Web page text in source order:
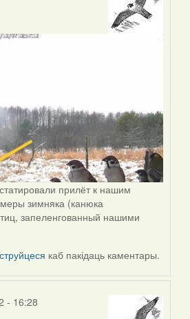
прилёт к нашим
зимняка (канюка
запеленгованный нашими
каб пакідаць каментары.
- 16:28